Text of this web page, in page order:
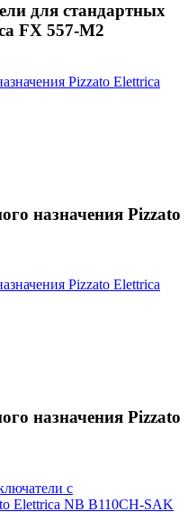
для стандартных
FX 557-M2
назначения Pizzato
назначения Pizzato